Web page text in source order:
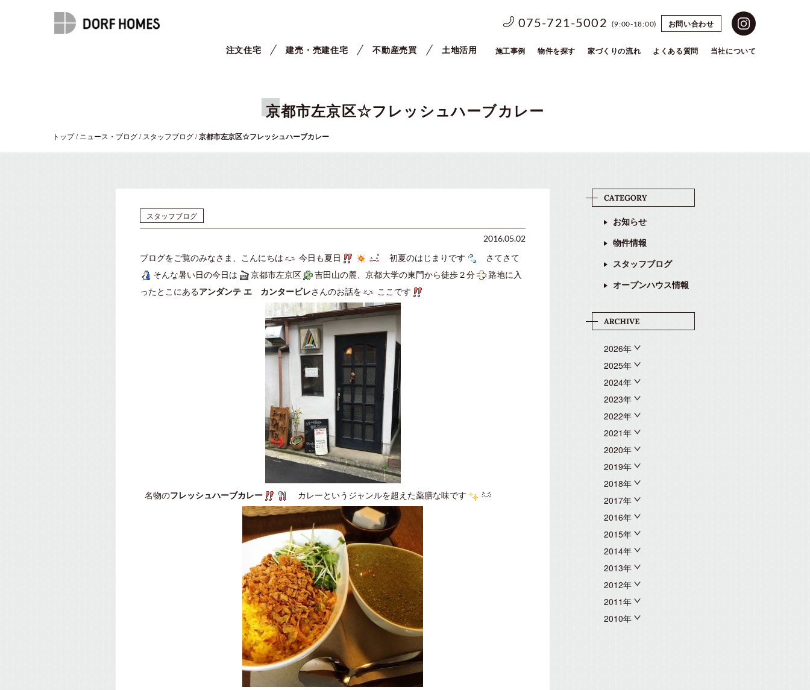
075-721-5002 (9:00-18:00) お問い合わせ
注文住宅 建売・売建住宅 不動産売買 土地活用 施工事例 物件を探す 家づくりの流れ よくある質問 当社について
京都市左京区☆フレッシュハーブカレー
トップ/ ニュース・ブログ/ スタッフブログ/京都市左京区☆フレッシュハーブカレー
スタッフブログ
2016.05.02
ブログをご覧のみなさま、こんにちは 今日も夏日 初夏のはじまりです
さてさて
そんな暑い日の今日は
京都市左京区 吉田山の麓、京都大学の東門から徒歩２分
路地に入
ったとこにあるアンダンテ エ カンタービレさんのお話を ここです
名物のフレッシュハーブカレー カレーというジャンルを超えた薬膳な味です
お知らせ
物件情報
スタッフブログ
オープンハウス情報
2026年
2025年
2024年
2023年
2022年
2021年
2020年
2019年
2018年
2017年
2016年
2015年
2014年
2013年
2012年
2011年
2010年